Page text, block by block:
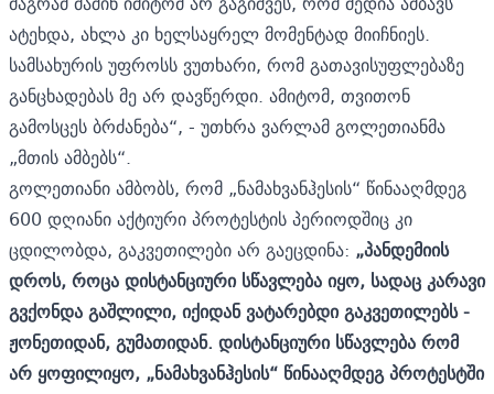
ატეხდა, ახლა კი ხელსაყრელ მომენტად მიიჩნიეს.
სამსახურის უფროსს ვუთხარი, რომ გათავისუფლებაზე
განცხადებას მე არ დავწერდი. ამიტომ, თვითონ
გამოსცეს ბრძანება“, - უთხრა ვარლამ გოლეთიანმა
„მთის ამბებს“.
გოლეთიანი ამბობს, რომ „ნამახვანჰესის“ წინააღმდეგ
600 დღიანი აქტიური პროტესტის პერიოდშიც კი
ცდილობდა, გაკვეთილები არ გაეცდინა: „პანდემიის
დროს, როცა დისტანციური სწავლება იყო, სადაც კარავი
გვქონდა გაშლილი, იქიდან ვატარებდი გაკვეთილებს -
ჟონეთიდან, გუმათიდან. დისტანციური სწავლება რომ
არ ყოფილიყო, „ნამახვანჰესის“ წინააღმდეგ პროტესტში